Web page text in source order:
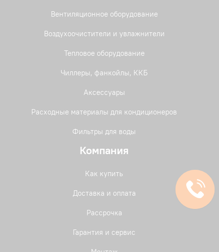
Вентиляционное оборудование
Воздухоочистители и увлажнители
Тепловое оборудование
Чиллеры, фанкойлы, ККБ
Аксессуары
Расходные материалы для кондиционеров
Фильтры для воды
Компания
Как купить
Доставка и оплата
Рассрочка
Гарантия и сервис